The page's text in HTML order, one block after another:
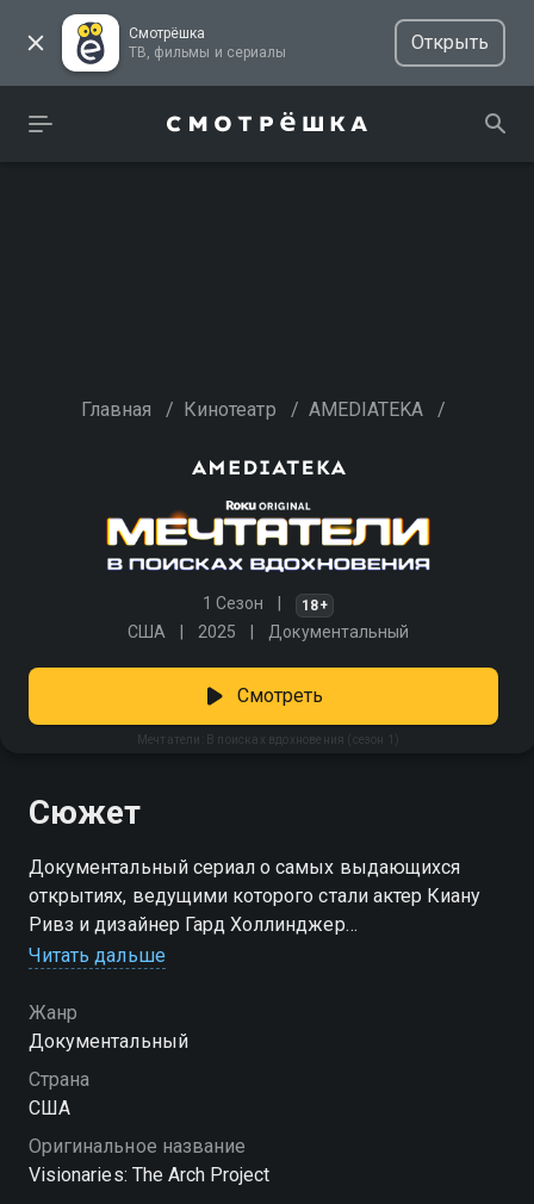
Смотрёшка
ТВ, фильмы и сериалы
Открыть
Главная / Кинотеатр / AMEDIATEKA /
1 Сезон 18+
США 2025 Документальный
Мечтатели: В поисках вдохновения (сезон 1)
Смотреть
Сюжет
Документальный сериал о самых выдающихся
открытиях, ведущими которого стали актер Киану
Ривз и дизайнер Гард Холлинджер
поисках вдохновения вы можете совершенно
бесплатно в хорошем HD качестве на Смотрёшке
Читать дальше
Жанр
Документальный
Страна
США
Оригинальное название
Visionaries: The Arch Project